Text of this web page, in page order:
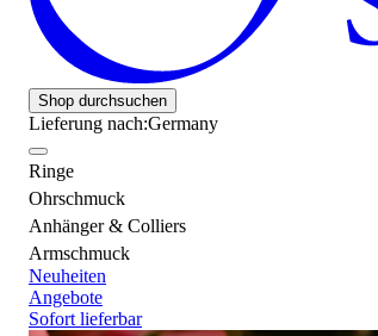
Shop durchsuchen
Lieferung nach:Germany
Ringe
Ohrschmuck
Anhänger & Colliers
Armschmuck
Neuheiten
Angebote
Sofort lieferbar